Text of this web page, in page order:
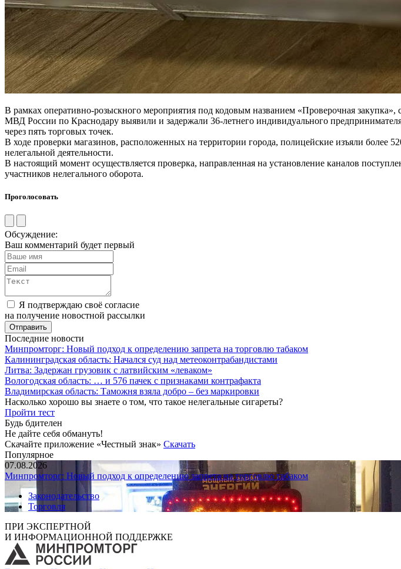
В рамках оперативно-розыскного мероприятия под кодовым названием «Проверочная
МВД России по Краснодару выявили и задержали 36-летнего индивидуального
через пять торговых точек.
В ходе проверки магазинов, расположенных на территории города, полицейские изъяли более
нелегальной деятельности.
В настоящий момент осуществляется проверка, направленная на установление каналов
участников нелегального оборота.
Проголосовать
Обсуждение:
Ваш комментарий будет первый
Я подтверждаю своё согласие
на получение новостной рассылки
Последние новости
Минпромторг: Новый подход к определению запрета на торговлю табаком
Калининградская область: Начался суд над метеоконтрабандистами
Литва: Задержан грузовик с латвийским «леваком»
Вологодская область: … и 576 пачек с признаками контрафакта
Владимирская область: Таможня взяла добро – без маркировки
Насколько хорошо вы знаете о том, что такое нелегальные сигареты?
Пройти тест
Будь бдителен
Не дайте себя обмануть!
Скачайте приложение «Честный знак» Скачать
Популярное
07.08.2026
Минпромторг: Новый подход к определению запрета на торговлю табаком
Законодательство
Торговля
ПРИ ЭКСПЕРТНОЙ
И ИНФОРМАЦИОННОЙ ПОДДЕРЖКЕ